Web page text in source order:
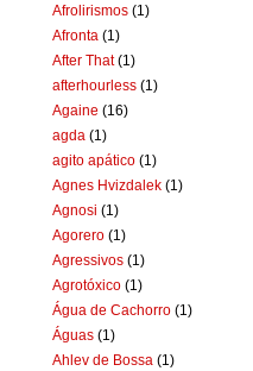
Afrolirismos (1)
Afronta (1)
After That (1)
afterhourless (1)
Againe (16)
agda (1)
agito apático (1)
Agnes Hvizdalek (1)
Agnosi (1)
Agorero (1)
Agressivos (1)
Agrotóxico (1)
Água de Cachorro (1)
Águas (1)
Ahlev de Bossa (1)